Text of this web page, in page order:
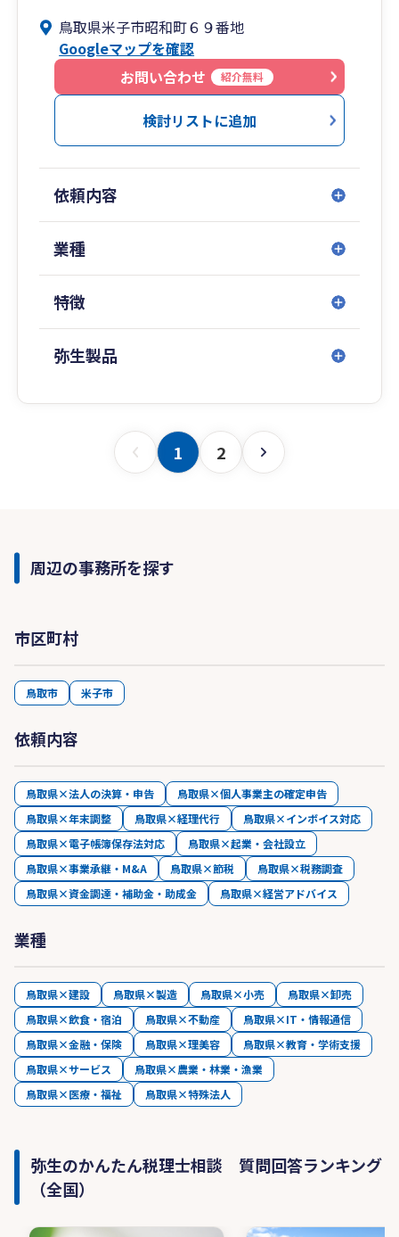
鳥取県米子市昭和町６９番地
Googleマップを確認
お問い合わせ
紹介無料
検討リストに追加
依頼内容
業種
特徴
弥生製品
1 2
周辺の事務所を探す
市区町村
鳥取市 米子市
依頼内容
鳥取県×法人の決算・申告
鳥取県×個人事業主の確定申告
鳥取県×年末調整
鳥取県×経理代行
鳥取県×インボイス対応
鳥取県×電子帳簿保存法対応
鳥取県×起業・会社設立
鳥取県×事業承継・M&A
鳥取県×節税
鳥取県×税務調査
鳥取県×資金調達・補助金・助成金
鳥取県×経営アドバイス
業種
鳥取県×建設 鳥取県×製造 鳥取県×小売
鳥取県×卸売
鳥取県×飲食・宿泊
鳥取県×不動産
鳥取県×IT・情報通信
鳥取県×金融・保険
鳥取県×理美容
鳥取県×教育・学術支援
鳥取県×サービス
鳥取県×農業・林業・漁業
鳥取県×医療・福祉
鳥取県×特殊法人
弥生のかんたん税理士相談 質問回答ランキング
（全国）